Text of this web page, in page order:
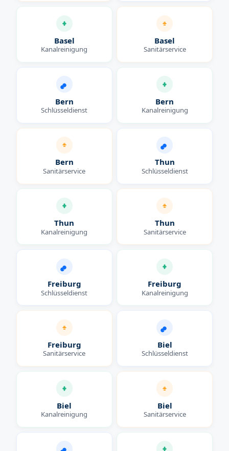
Basel
Kanalreinigung
Basel
Sanitärservice
Bern
Schlüsseldienst
Bern
Kanalreinigung
Bern
Sanitärservice
Thun
Schlüsseldienst
Thun
Kanalreinigung
Thun
Sanitärservice
Freiburg
Schlüsseldienst
Freiburg
Kanalreinigung
Freiburg
Sanitärservice
Biel
Schlüsseldienst
Biel
Kanalreinigung
Biel
Sanitärservice